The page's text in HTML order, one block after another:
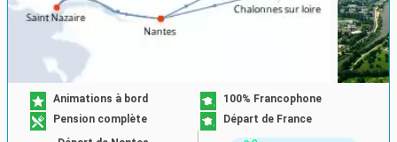
Animations à bord
100% Francophone
Pension complète
Départ de France